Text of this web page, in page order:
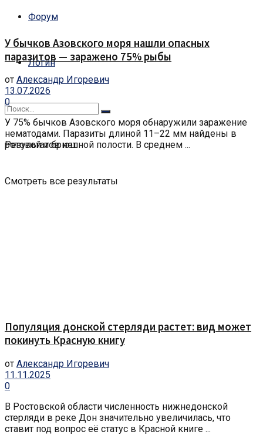
Форум
Логин
Результатов нет
Смотреть все результаты
У бычков Азовского моря нашли опасных
паразитов — заражено 75% рыбы
от Александр Игоревич
13.07.2026
0
У 75% бычков Азовского моря обнаружили заражение
нематодами. Паразиты длиной 11–22 мм найдены в
ротовой и брюшной полости. В среднем ...
Популяция донской стерляди растет: вид может
покинуть Красную книгу
от Александр Игоревич
11.11.2025
0
В Ростовской области численность нижнедонской
стерляди в реке Дон значительно увеличилась, что
ставит под вопрос её статус в Красной книге ...